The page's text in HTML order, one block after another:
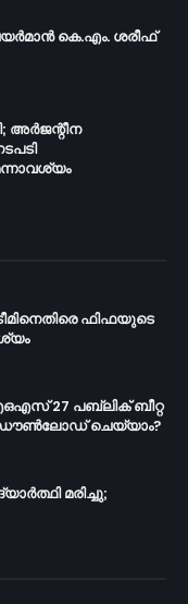
കെ.എം. ശരീഫ്​
അർജന്റീന
ഫിഫയുടെ
27 പബ്ലിക് ബീറ്റ
ചെയ്യാം?
മരിച്ചു;